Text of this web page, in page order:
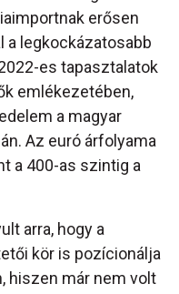
erősen
a legkockázatosabb
es tapasztalatok
emlékezetében,
a magyar
Az euró árfolyama
a 400-as szintig a
arra, hogy a
kör is pozícionálja
hiszen már nem volt